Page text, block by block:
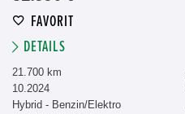
FAVORIT
DETAILS
21.700 km
10.2024
Hybrid - Benzin/Elektro